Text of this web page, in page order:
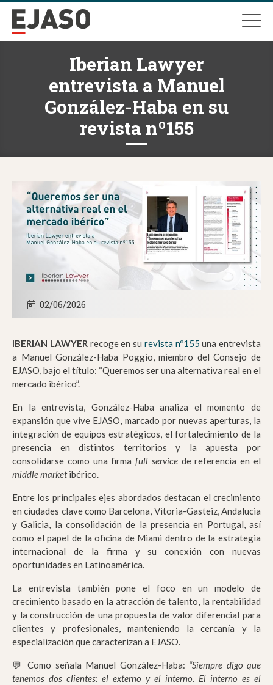
Iberian Lawyer
entrevista a Manuel
González-Haba en su
revista nº155
02/06/2026
IBERIAN LAWYER recoge en su revista nº155 una entrevista
a Manuel González-Haba Poggio, miembro del Consejo de
EJASO, bajo el título: “Queremos ser una alternativa real en el
mercado ibérico”.
En la entrevista, González-Habaanaliza el momento de
expansión que vive EJASO, marcado por nuevas aperturas, la
integración de equipos estratégicos, el fortalecimiento de la
presencia en distintos territorios y la apuesta por
consolidarse como una firmafull servicede referencia en el
middle marketibérico.
Entre los principales ejes abordados destacan el crecimiento
en ciudades clave como Barcelona, Vitoria-Gasteiz, Andalucia
y Galicia, la consolidación de la presencia en Portugal, así
como el papel de la oficina de Miami dentro de la estrategia
internacional de la firma y su conexión con nuevas
oportunidades en Latinoamérica.
La entrevista también pone el foco en un modelo de
crecimiento basado en la atracción de talento, la rentabilidad
y la construcción de una propuesta de valor diferencial para
clientes y profesionales, manteniendo la cercanía y la
especialización que caracterizan a EJASO.
💬 Como señala Manuel González-Haba: “Siempre digo que
tenemos dos clientes: el externo y el interno. El interno es el